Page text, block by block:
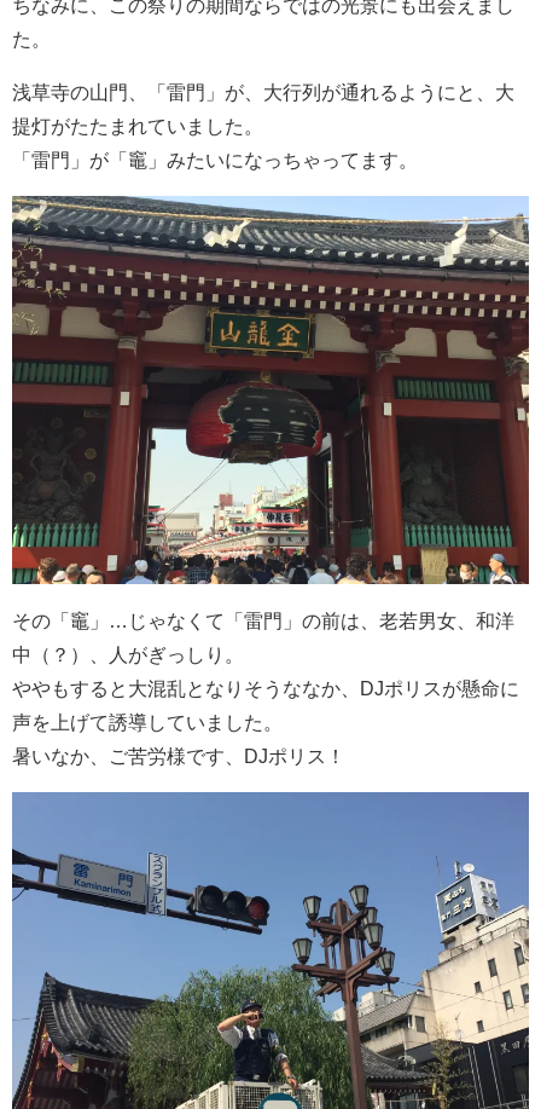
ちなみに、この祭りの期間ならではの光景にも出会えまし
た。
浅草寺の山門、「雷門」が、大行列が通れるようにと、大
提灯がたたまれていました。
「雷門」が「竈」みたいになっちゃってます。
その「竈」…じゃなくて「雷門」の前は、老若男女、和洋
中（？）、人がぎっしり。
ややもすると大混乱となりそうななか、DJポリスが懸命に
声を上げて誘導していました。
暑いなか、ご苦労様です、DJポリス！